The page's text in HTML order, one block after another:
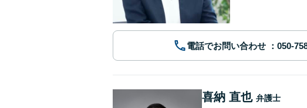
電話でお問い合わせ
喜納 直也 弁護士